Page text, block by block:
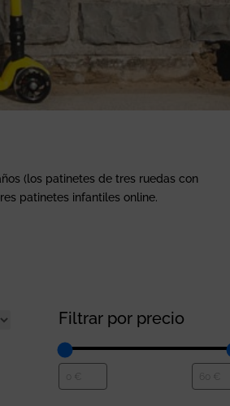
(los patinetes de tres ruedas con
patinetes infantiles online.
Filtrar por precio